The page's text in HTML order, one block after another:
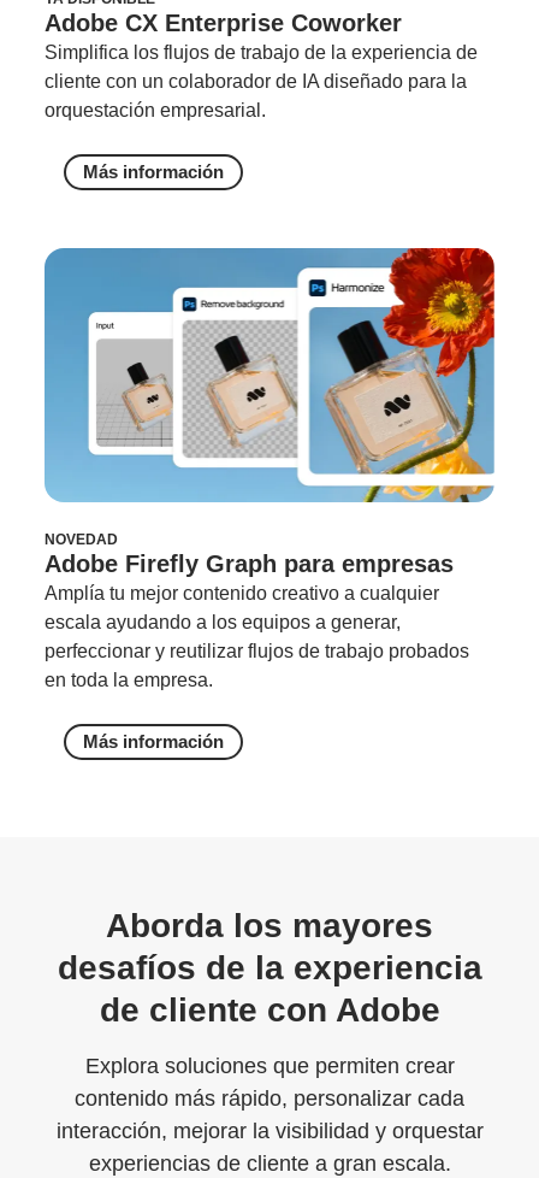
Adobe CX Enterprise Coworker
Simplifica los flujos de trabajo de la experiencia de
cliente con un colaborador de IA diseñado para la
orquestación empresarial.
Más información
NOVEDAD
Adobe Firefly Graph para empresas
Amplía tu mejor contenido creativo a cualquier
escala ayudando a los equipos a generar,
perfeccionar y reutilizar flujos de trabajo probados
en toda la empresa.
Más información
Aborda los mayores
desafíos de la experiencia
de cliente con Adobe
Explora soluciones que permiten crear
contenido más rápido, personalizar cada
interacción, mejorar la visibilidad y orquestar
experiencias de cliente a gran escala.